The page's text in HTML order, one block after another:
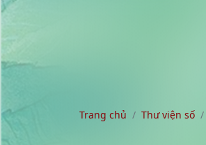
Trang chủ Thư viện số